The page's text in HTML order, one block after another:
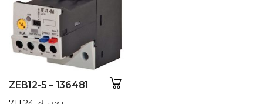
ZEB12-5 – 136481